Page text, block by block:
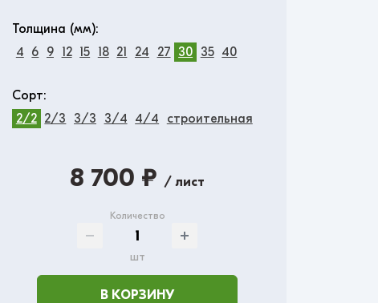
Толщина (мм):
4
6 9 12 15 18 21 24 27 30 35 40
Сорт:
2/2 2/3 3/3 3/4 4/4 строительная
8 700 ₽ / лист
Количество
шт
В КОРЗИНУ